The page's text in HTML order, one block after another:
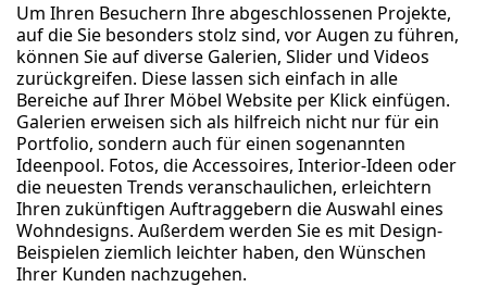
Um Ihren Besuchern Ihre abgeschlossenen Projekte,
auf die Sie besonders stolz sind, vor Augen zu führen,
können Sie auf diverse Galerien, Slider und Videos
zurückgreifen. Diese lassen sich einfach in alle
Bereiche auf Ihrer Möbel Website per Klick einfügen.
Galerien erweisen sich als hilfreich nicht nur für ein
Portfolio, sondern auch für einen sogenannten
Ideenpool. Fotos, die Accessoires, Interior-Ideen oder
die neuesten Trends veranschaulichen, erleichtern
Ihren zukünftigen Auftraggebern die Auswahl eines
Wohndesigns. Außerdem werden Sie es mit Design-
Beispielen ziemlich leichter haben, den Wünschen
Ihrer Kunden nachzugehen.